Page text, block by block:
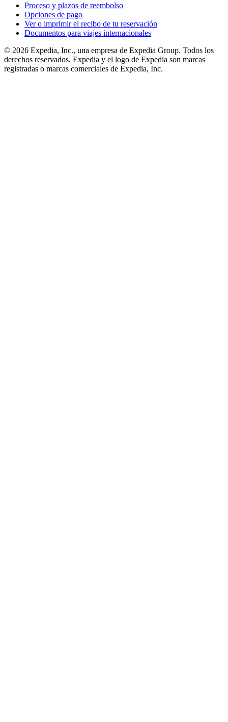
Proceso y plazos de reembolso
Opciones de pago
Ver o imprimir el recibo de tu reservación
Documentos para viajes internacionales
© 2026 Expedia, Inc., una empresa de Expedia Group. Todos los
derechos reservados. Expedia y el logo de Expedia son marcas
registradas o marcas comerciales de Expedia, Inc.